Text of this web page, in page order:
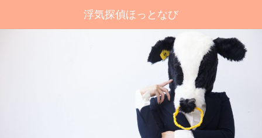
浮気探偵ほっとなび